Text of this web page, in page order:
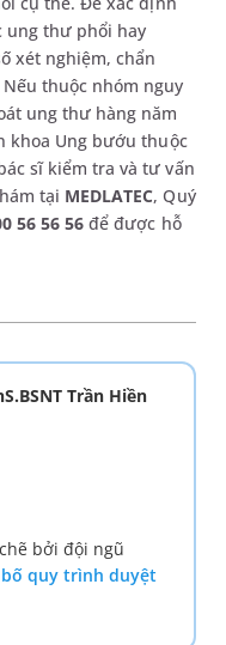
ung thư phổi hay
xét nghiệm, chẩn
thuộc nhóm nguy
ung thư hàng năm
khoa Ung bướu thuộc
sĩ kiểm tra và tư vấn
tại MEDLATEC, Quý
56 56 56để được hỗ
Trần Hiền
bởi đội ngũ
bố quy trình duyệt